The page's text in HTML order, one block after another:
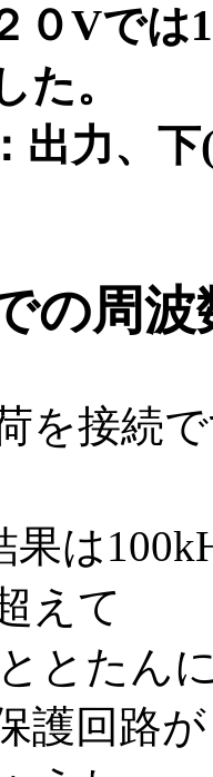
０Vでは
た。
出力、
の周
を接続
果は
えて
とたん
護回路が